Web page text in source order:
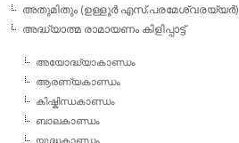
അതുമിതും (ഉള്ളൂര്‍ എസ്.പരമേശ്വരയ്യര്‍)
അദ്ധ്യാത്മ രാമായണം കിളിപ്പാട്ട്‌
അയോദ്ധ്യാകാണ്ഡം
ആരണ്യകാണ്ഡം
കിഷ്കിന്ധകാണ്ഡം
ബാലകാണ്ഡം
യൂദ്ധകാണ്ഡം